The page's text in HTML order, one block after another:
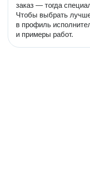
заказ — тогда
Чтобы выбрать
в профиль
и примеры работ.